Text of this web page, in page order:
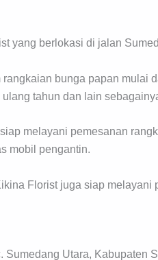
yang berlokasi di jalan
bunga papan mulai
ulang tahun dan lain
melayani pemesanan
mobil pengantin.
Florist juga siap melayani
Sumedang Utara, Kabupaten